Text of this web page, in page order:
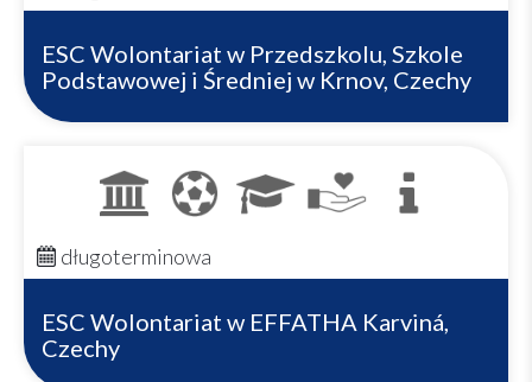
ESC Wolontariat w Przedszkolu, Szkole
Podstawowej i Średniej w Krnov, Czechy
długoterminowa
ESC Wolontariat w EFFATHA Karviná,
Czechy